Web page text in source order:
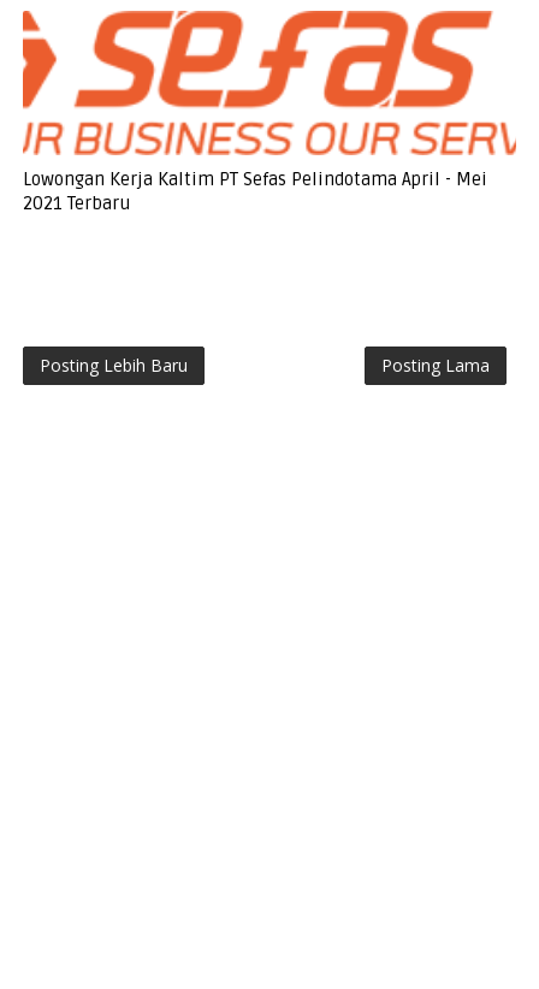
Lowongan Kerja Kaltim PT Sefas Pelindotama April - Mei
2021 Terbaru
Posting Lebih Baru Posting Lama